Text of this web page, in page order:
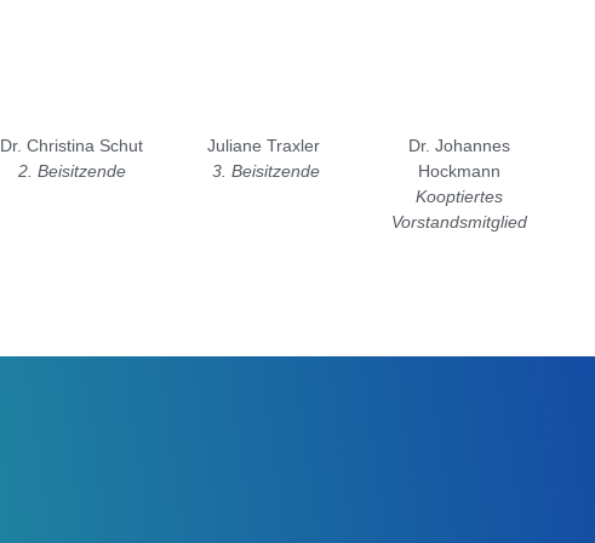
Dr. Christina Schut
2. Beisitzende
Juliane Traxler
3. Beisitzende
Dr. Johannes
Hockmann
Kooptiertes
Vorstandsmitglied